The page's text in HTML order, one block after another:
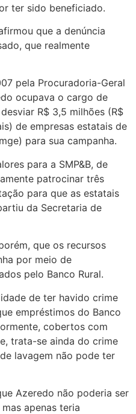
ter sido beneficiado.
que a denúncia
que realmente
pela Procuradoria-Geral
ocupava o cargo de
R$ 3,5 milhões (R$
de empresas estatais de
para sua campanha.
para a SMP&B, de
patrocinar três
para que as estatais
da Secretaria de
que os recursos
por meio de
pelo Banco Rural.
de ter havido crime
empréstimos do Banco
cobertos com
trata-se ainda do crime
lavagem não pode ter
Azeredo não poderia ser
apenas teria